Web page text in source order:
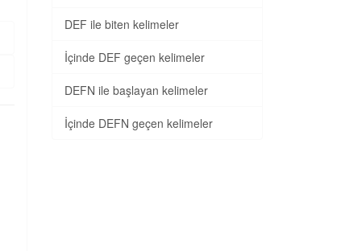
DEF ile biten kelimeler
İçinde DEF geçen kelimeler
DEFN ile başlayan kelimeler
İçinde DEFN geçen kelimeler